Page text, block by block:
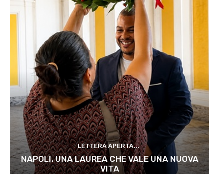
LETTERA APERTA...
NAPOLI. UNA LAUREA CHE VALE UNA NUOVA
VITA